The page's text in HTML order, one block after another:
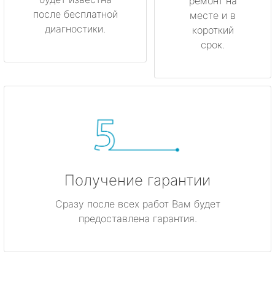
после бесплатной
диагностики.
месте и в
короткий
срок.
Получение гарантии
Сразу после всех работ Вам будет
предоставлена гарантия.